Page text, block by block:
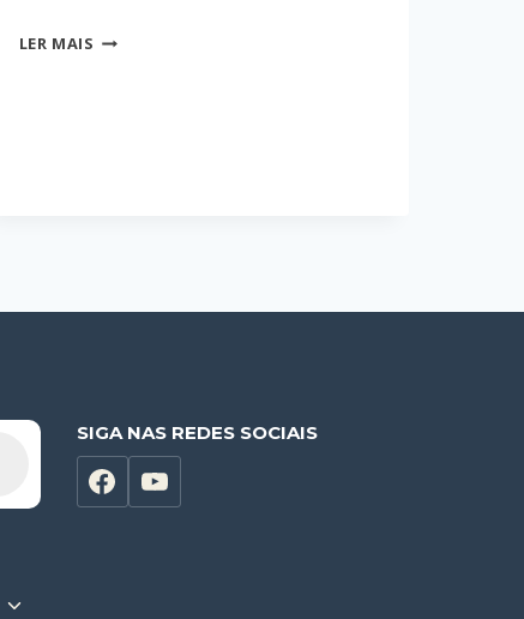
LER MAIS MONTADOR
Alternar
SIGA NAS REDES SOCIAIS